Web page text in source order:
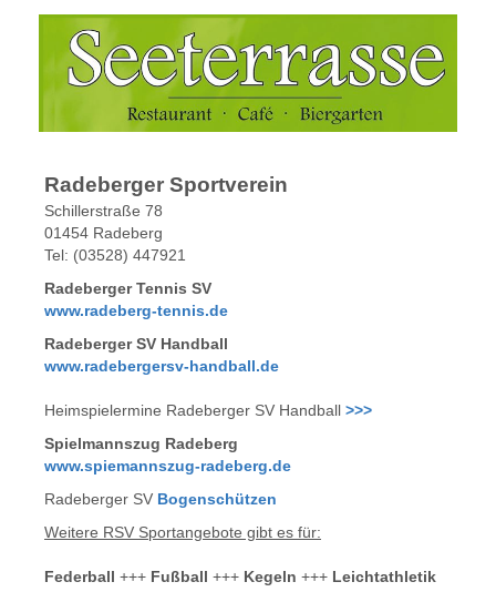
Radeberger Sportverein
Schillerstraße 78
01454 Radeberg
Tel: (03528) 447921
Radeberger Tennis SV
www.radeberg-tennis.de
Radeberger SV Handball
www.radebergersv-handball.de
Heimspielermine Radeberger SV Handball >>>
Spielmannszug Radeberg
www.spiemannszug-radeberg.de
Radeberger SV Bogenschützen
Weitere RSV Sportangebote gibt es für:
Federball +++ Fußball +++ Kegeln +++ Leichtathletik